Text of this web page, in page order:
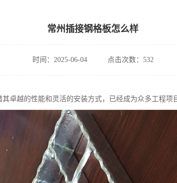
常州插接钢格板怎么样
时间：2025-06-04 点击次数：532
卓越的性能和灵活的安装方式，已经成为众多工程项